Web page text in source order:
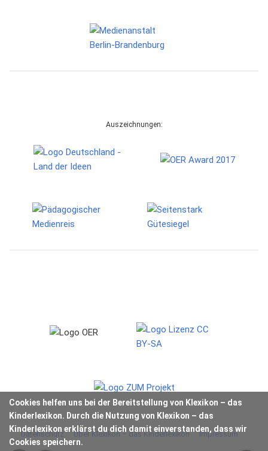
Cookies helfen uns bei der Bereitstellung von Klexikon – das
Kinderlexikon. Durch die Nutzung von Klexikon – das
Kinderlexikon erklärst du dich damit einverstanden, dass wir
Cookies speichern.
Auszeichnungen:
Datenschutz Über Klexikon – das Kinderlexikon Impressum